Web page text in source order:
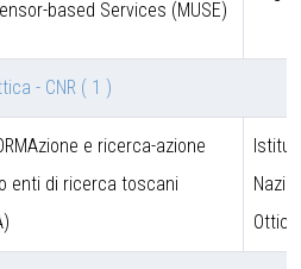
based Services (MUSE)
- CNR ( 1 )
e ricerca-azione
enti di ricerca toscani
Ottica